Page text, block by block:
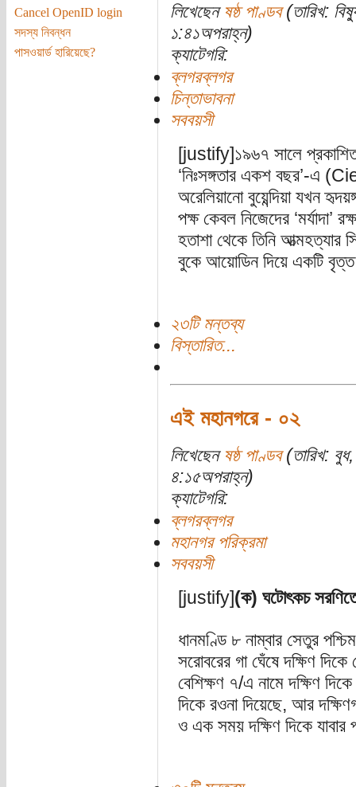
Cancel OpenID login
সদস্য নিবন্ধন
পাসওয়ার্ড হারিয়েছে?
লিখেছেন ষষ্ঠ পাণ্ডব(তারিখ:
১:৪১অপরাহ্ন)
ক্যাটেগরি:
ব্লগরব্লগর
চিন্তাভাবনা
সববয়সী
[justify]১৯৬৭ সালে প্রকাশিত
‘নিঃসঙ্গতার একশ বছর’-এ
অরেলিয়ানো বুয়েন্দিয়া যখন
পক্ষ কেবল নিজেদের ‘মর্যাদা’
হতাশা থেকে তিনি আত্মহত্যার
বুকে আয়োডিন দিয়ে একটি
২৩টি মন্তব্য
বিস্তারিত...
এই মহানগরে - ০২
লিখেছেন ষষ্ঠ পাণ্ডব(তারিখ:
৪:১৫অপরাহ্ন)
ক্যাটেগরি:
ব্লগরব্লগর
মহানগর পরিক্রমা
সববয়সী
[justify](ক) ঘটোৎকচ
ধানমণ্ডি ৮ নাম্বার সেতুর
সরোবরের গা ঘেঁষে দক্ষিণ
বেশিক্ষণ ৭/এ নামে দক্ষিণ
দিকে রওনা দিয়েছে, আর
ও এক সময় দক্ষিণ দিকে যাবার